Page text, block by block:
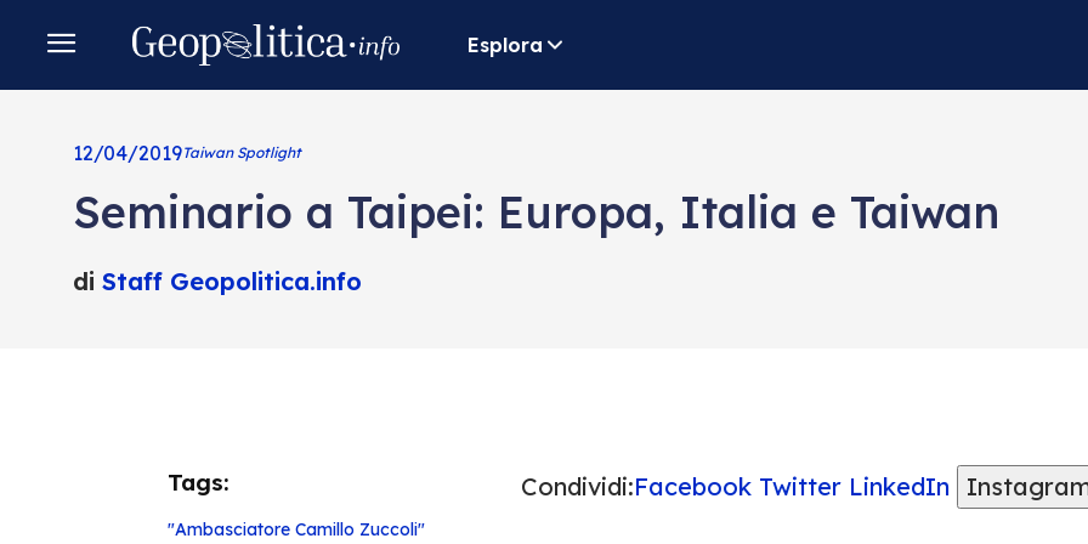
Esplora
12/04/2019Taiwan Spotlight
Seminario a Taipei: Europa, Italia e Taiwan
di Staff Geopolitica.info
Tags:
"Ambasciatore Camillo Zuccoli"
Condividi:Facebook Twitter LinkedIn